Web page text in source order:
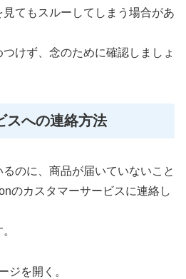
てもスルーしてしまう場合があ
つけず、念のために確認しましょ
スへの連絡方法
るのに、商品が届いていないこと
のカスタマーサービスに連絡し
ジを開く。